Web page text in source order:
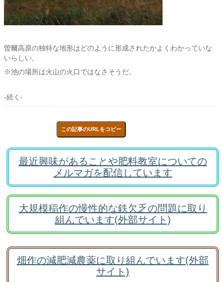
曽爾高原の独特な地形はどのように形成されたかよくわかっていな
いらしい。
※池の場所は火山の火口ではなさそうだ。
-続く-
この記事のURLをコピー
最近興味があることや肥料教室についての
メルマガを配信しています
大規模稲作の慢性的な鉄欠乏の問題に取り
組んでいます(外部サイト)
畑作の減肥減農薬に取り組んでいます(外部
サイト)